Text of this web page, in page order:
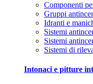
Componenti
Gruppi
Idranti e
Sistemi
Sistemi
Sistemi di
Intonaci e pitture